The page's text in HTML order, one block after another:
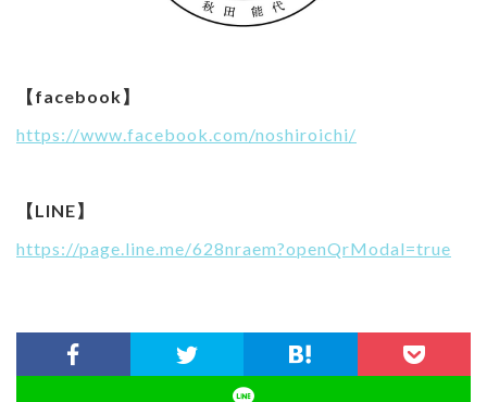
【facebook】
https://www.facebook.com/noshiroichi/
【LINE】
https://page.line.me/628nraem?openQrModal=true